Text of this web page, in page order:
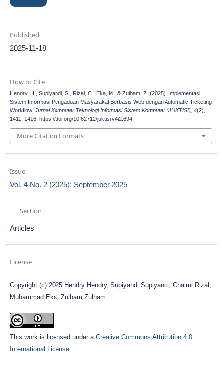
Published
2025-11-18
How to Cite
Hendry, H., Supiyandi, S., Rizal, C., Eka, M., & Zulham, Z. (2025). Implementasi
Sistem Informasi Pengaduan Masyarakat Berbasis Web dengan Automatic Ticketing
Workflow. Jurnal Komputer Teknologi Informasi Sistem Komputer (JUKTISI) 4(2),
1411–1416. https://doi.org/10.62712/juktisi.v4i2.694
More Citation Formats
Issue
Vol. 4 No. 2 (2025): September 2025
Section
Articles
License
Copyright (c) 2025 Hendry Hendry, Supiyandi Supiyandi, Chairul Rizal,
Muhammad Eka, Zulham Zulham
This work is licensed under a Creative Commons Attribution 4.0
International License.